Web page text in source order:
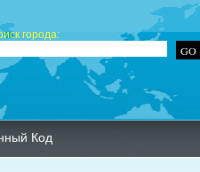
города:
Код